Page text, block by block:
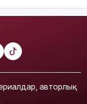
авторлық